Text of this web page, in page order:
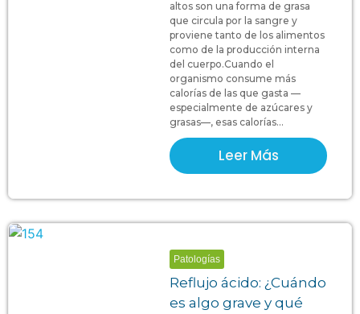
altos son una forma de grasa
que circula por la sangre y
proviene tanto de los alimentos
como de la producción interna
del cuerpo.Cuando el
organismo consume más
calorías de las que gasta —
especialmente de azúcares y
grasas—, esas calorías...
Leer Más
Patologías
Reflujo ácido: ¿Cuándo
es algo grave y qué